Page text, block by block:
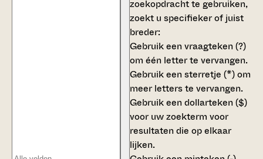
zoekopdracht te gebruiken,
zoekt u specifieker of juist
breder:
Gebruik eenvraagteken (?)
om één letter te vervangen.
Gebruik eensterretje (*)om
meer letters te vervangen.
Gebruik eendollarteken ($)
voor uw zoekterm voor
resultaten die op elkaar
lijken.